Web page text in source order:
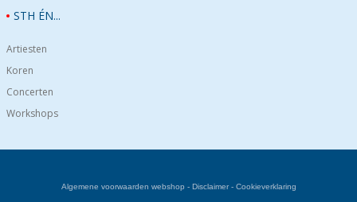
STH ÉN...
Artiesten
Koren
Concerten
Workshops
Algemene voorwaarden webshop - Disclaimer- Cookieverklaring